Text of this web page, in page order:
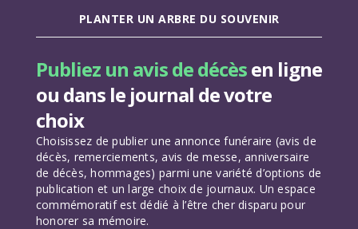
PLANTER UN ARBRE DU SOUVENIR
Publiez un avis de décèsen ligne
ou dans le journal de votre
choix
Choisissez de publier une annonce funéraire (avis de
décès, remerciements, avis de messe, anniversaire
de décès, hommages) parmi une variété d’options de
publication et un large choix de journaux. Un espace
commémoratif est dédié à l’être cher disparu pour
honorer sa mémoire.